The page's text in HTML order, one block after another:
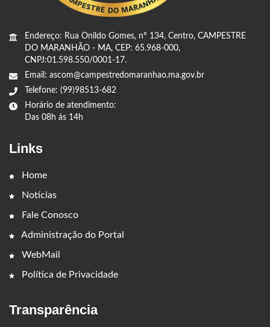
Endereço: Rua Onildo Gomes, nº 134, Centro, CAMPESTRE
DO MARANHÃO - MA, CEP: 65.968-000,
CNPJ:01.598.550/0001-17.
Email: ascom@campestredomaranhao.ma.gov.br
Telefone: (99)98513-682
Horário de atendimento:
Das 08h ás 14h
Links
Home
Notícias
Fale Conosco
Administração do Portal
WebMail
Política de Privacidade
Transparência